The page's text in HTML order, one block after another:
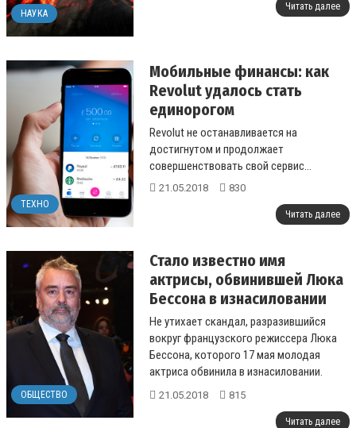
НАУКА
Читать далее
ТЕХНО
Мобильные финансы: как
Revolut удалось стать
единорогом
Revolut не останавливается на
достигнутом и продолжает
совершенствовать свой сервис...
21.05.2018 830
Читать далее
ОБЩЕСТВО
Стало известно имя
актрисы, обвинившей Люка
Бессона в изнасиловании
Не утихает скандал, разразившийся
вокруг французского режиссера Люка
Бессона, которого 17 мая молодая
актриса обвинила в изнасиловании.
Теперь стало известно имя якобы
21.05.2018 815
Читать далее